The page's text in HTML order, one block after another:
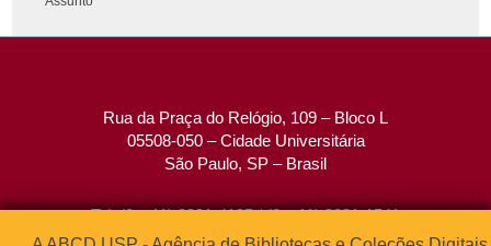
Rua da Praça do Relógio, 109 – Bloco L
05508-050 – Cidade Universitária
São Paulo, SP – Brasil
Tel: (0xx11) 3091-4195 / (0xx11) 3091-1541
Fax: (0xx11) 3091-1567